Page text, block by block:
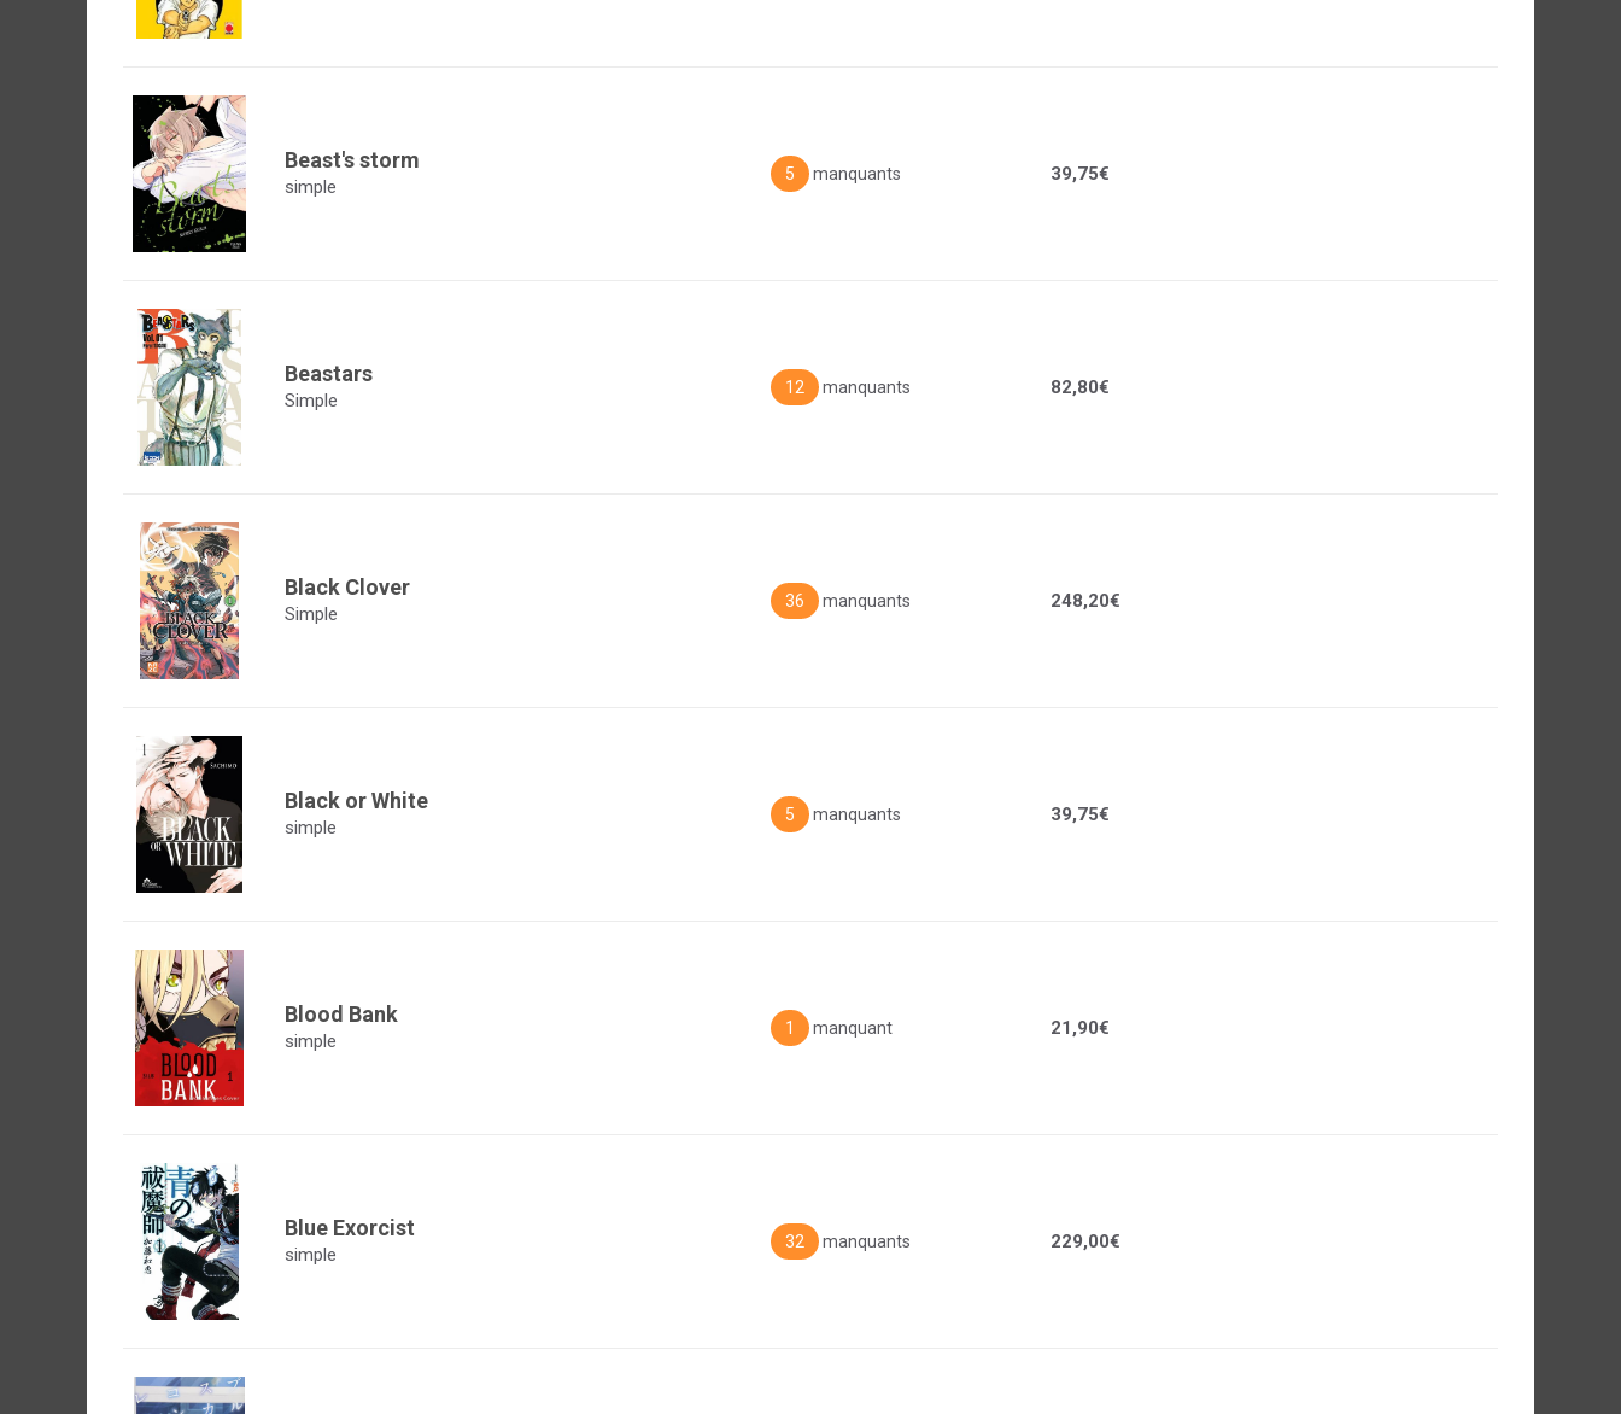
Beast's storm
simple
5 manquants 39,75€
Beastars
Simple
12 manquants 82,80€
Black Clover
Simple
36 manquants 248,20€
Black or White
simple
5 manquants 39,75€
Blood Bank
simple
1 manquant 21,90€
Blue Exorcist
simple
32 manquants 229,00€